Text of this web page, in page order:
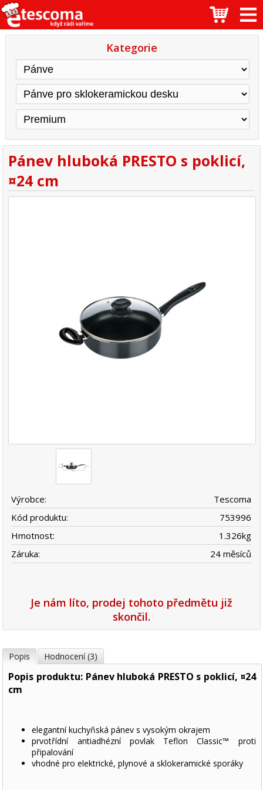
Kategorie
Pánev hluboká PRESTO s poklicí,
¤24 cm
Výrobce:
Tescoma
Kód produktu:
753996
Hmotnost:
1.326kg
Záruka:
24 měsíců
Je nám líto, prodej tohoto předmětu již
skončil.
Popis Hodnocení (3)
Popis produktu: Pánev hluboká PRESTO s poklicí, ¤24
cm
elegantní kuchyňská pánev s vysokým okrajem
prvotřídní antiadhézní povlak Teflon Classic™ proti
připalování
vhodné pro elektrické, plynové a sklokeramické sporáky